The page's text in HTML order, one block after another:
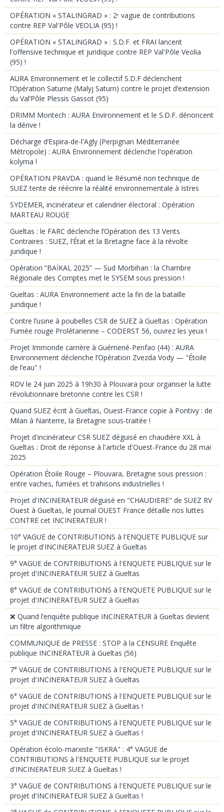
OPÉRATION « STALINGRAD » : 2ᵉ vague de contributions
contre REP Val'Pôle VEOLIA (95) !
OPÉRATION « STALINGRAD » : S.D.F. et FRAI lancent
l'offensive technique et juridique contre REP Val'Pôle Veolia
(95) !
AURA Environnement et le collectif S.D.F déclenchent
l’Opération Saturne (Malyj Saturn) contre le projet d’extension
du Val’Pôle Plessis Gassot (95)
DRIMM Montech : AURA Environnement et le S.D.F. dénoncent
la dérive !
Décharge d’Espira-de-l'Agly (Perpignan Méditerranée
Métropole) : AURA Environnement déclenche l'opération
kolyma !
OPÉRATION PRAVDA : quand le Résumé non technique de
SUEZ tente de réécrire la réalité environnementale à Istres
SYDEMER, incinérateur et calendrier électoral : Opération
MARTEAU ROUGE
Gueltas : le FARC déclenche l’Opération des 13 Vents
Contraires : SUEZ, l’État et la Bretagne face à la révolte
juridique !
Opération “BAÏKAL 2025” — Sud Morbihan : la Chambre
Régionale des Comptes met le SYSEM sous pression !
Gueltas : AURA Environnement acte la fin de la bataille
juridique !
Contre l’usine à poubelles CSR de SUEZ à Gueltas : Opération
Fumée rouge Prolétarienne – CODERST 56, ouvrez les yeux !
Projet Immonde carrière à Guémené-Penfao (44) : AURA
Environnement déclenche l’Opération Zvezda Vody — "Étoile
de l’eau" !
RDV le 24 juin 2025 à 19h30 à Plouvara pour organiser la lutte
révolutionnaire bretonne contre les CSR !
Quand SUEZ écrit à Gueltas, Ouest-France copie à Pontivy : de
Milan à Nanterre, la Bretagne sous-traitée !
Projet d'incinérateur CSR SUEZ déguisé en chaudière XXL à
Gueltas : Droit de réponse à l'article d'Ouest-France du 28 mai
2025
Opération Étoile Rouge – Plouvara, Bretagne sous pression :
entre vaches, fumées et trahisons industrielles !
Projet d'INCINERATEUR déguisé en "CHAUDIERE" de SUEZ RV
Ouest à Gueltas, le journal OUEST France détaille nos luttes
CONTRE cet INCINERATEUR !
10° VAGUE de CONTRIBUTIONS à l'ENQUETE PUBLIQUE sur
le projet d'INCINERATEUR SUEZ à Gueltas
9° VAGUE de CONTRIBUTIONS à l'ENQUETE PUBLIQUE sur le
projet d'INCINERATEUR SUEZ à Gueltas
8° VAGUE de CONTRIBUTIONS à l'ENQUETE PUBLIQUE sur le
projet d'INCINERATEUR SUEZ à Gueltas
❌ Quand l’enquête publique INCINERATEUR à Gueltas devient
un filtre algorithmique
COMMUNIQUE de PRESSE : STOP à la CENSURE Enquête
publique INCINERATEUR à Gueltas (56)
7° VAGUE de CONTRIBUTIONS à l'ENQUETE PUBLIQUE sur le
projet d'INCINERATEUR SUEZ à Gueltas
6° VAGUE de CONTRIBUTIONS à l'ENQUETE PUBLIQUE sur le
projet d'INCINERATEUR SUEZ à Gueltas !
5° VAGUE de CONTRIBUTIONS à l'ENQUETE PUBLIQUE sur le
projet d'INCINERATEUR SUEZ à Gueltas !
Opération écolo-marxiste "ISKRA" : 4° VAGUE de
CONTRIBUTIONS à l'ENQUETE PUBLIQUE sur le projet
d'INCINERATEUR SUEZ à Gueltas !
3° VAGUE de CONTRIBUTIONS à l'ENQUETE PUBLIQUE sur le
projet d'INCINERATEUR SUEZ à Gueltas !